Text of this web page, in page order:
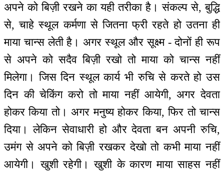
अपने को बिज़ी रखने का यही तरीका है। संकल्प से, बुद्धि
से, चाहे स्थूल कर्मणा से जितना फ्री रहते हो उतना ही
माया चान्स लेती है। अगर स्थूल और सूक्ष्म - दोनों ही रूप
से अपने को सदैव बिज़ी रखो तो माया को चान्स नहीं
मिलेगा। जिस दिन स्थूल कार्य भी रुचि से करते हो उस
दिन की चेकिंग करो तो माया नहीं आयेगी, अगर देवता
होकर किया तो। अगर मनुष्य होकर किया, फिर तो चान्स
दिया। लेकिन सेवाधारी हो और देवता बन अपनी रुचि,
उमंग से अपने को बिज़ी रखकर देखो तो कभी माया नहीं
आयेगी। खुशी रहेगी। खुशी के कारण माया साहस नहीं